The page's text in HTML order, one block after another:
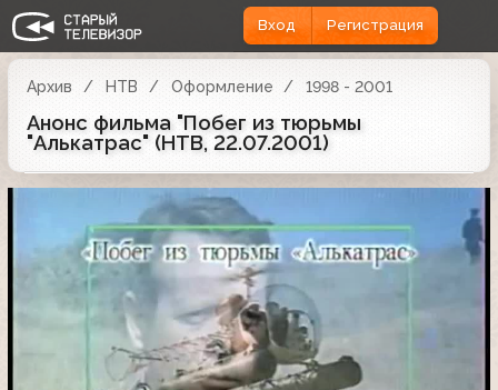
Вход Регистрация
Архив НТВ Оформление 1998 - 2001
Анонс фильма "Побег из тюрьмы
"Алькатрас" (НТВ, 22.07.2001)